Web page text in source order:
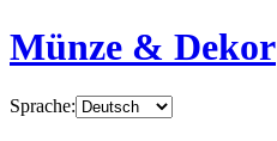
Münze & Dekor
Sprache: